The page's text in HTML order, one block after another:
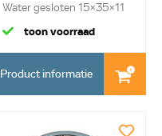
Water gesloten 15x35x11
toon voorraad
Product informatie